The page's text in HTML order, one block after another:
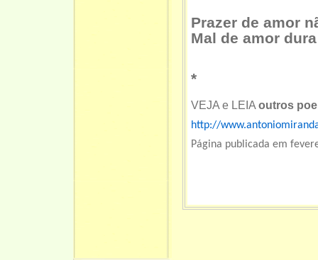
Prazer de amor
Mal de amor
*
VEJA e LEIA outros
http://
Página publicada em